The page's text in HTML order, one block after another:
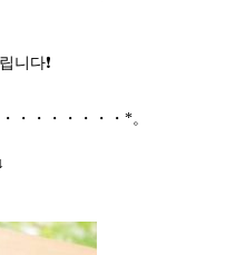
니다❗️
・・・・・・・*。